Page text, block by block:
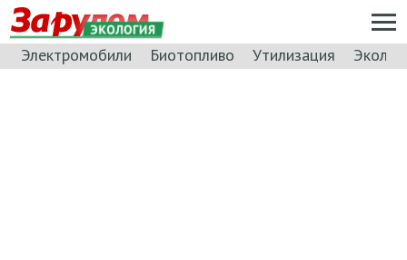
ЭКОЛОГИЯ
Электромобили Биотопливо Утилизация